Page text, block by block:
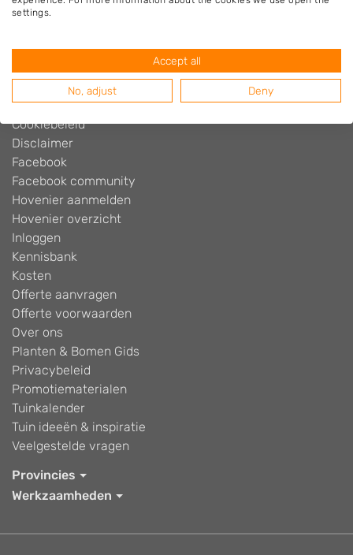
Hovenier.nl
Algemene voorwaarden
Contact
Cookiebeleid
Disclaimer
Facebook
Facebook community
Hovenier aanmelden
Hovenier overzicht
Inloggen
Kennisbank
Kosten
Offerte aanvragen
Offerte voorwaarden
Over ons
Planten & Bomen Gids
Privacybeleid
Promotiematerialen
Tuinkalender
Tuin ideeën & inspiratie
Veelgestelde vragen
Provincies
Werkzaamheden
settings.
Accept all
No, adjust Deny